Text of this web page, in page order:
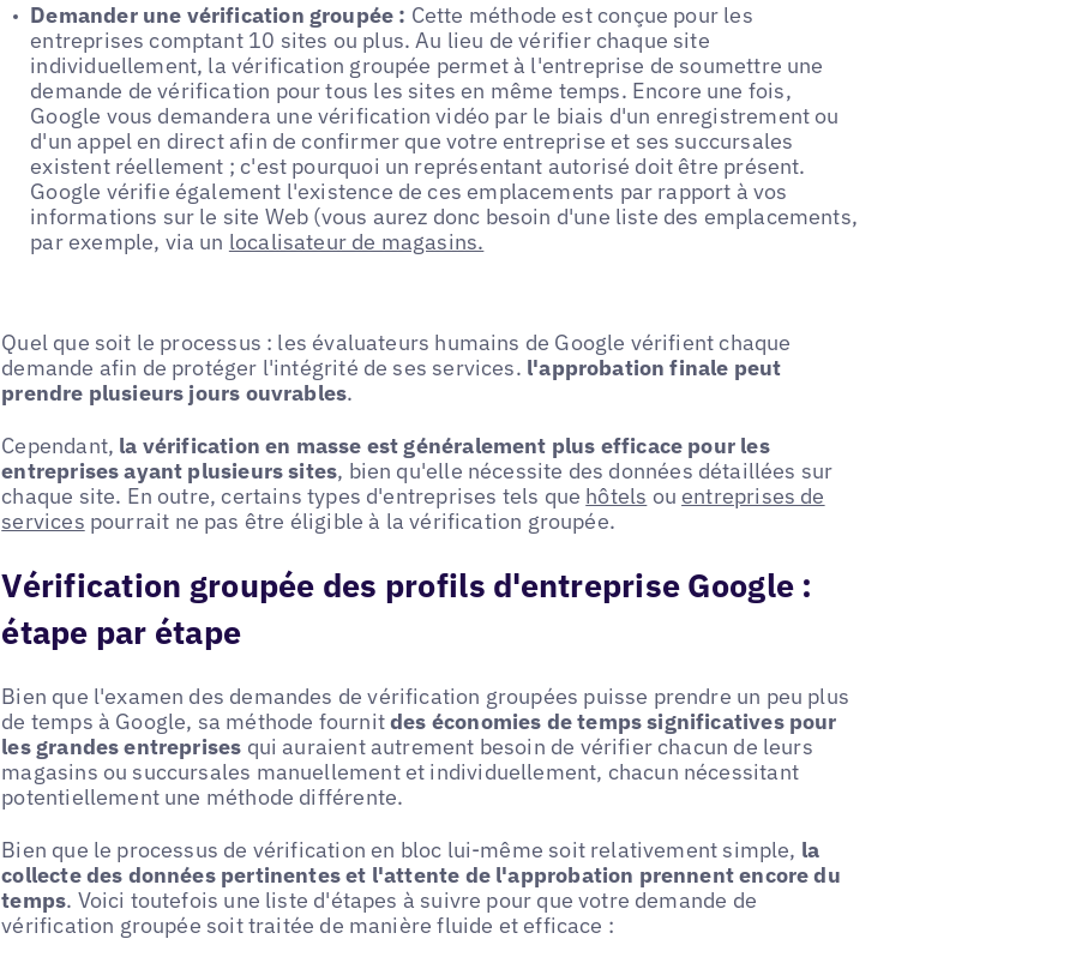
Demander une vérification groupée : Cette méthode est conçue pour les
entreprises comptant 10 sites ou plus. Au lieu de vérifier chaque site
individuellement, la vérification groupée permet à l'entreprise de soumettre une
demande de vérification pour tous les sites en même temps. Encore une fois,
Google vous demandera une vérification vidéo par le biais d'un enregistrement ou
d'un appel en direct afin de confirmer que votre entreprise et ses succursales
existent réellement ; c'est pourquoi un représentant autorisé doit être présent.
Google vérifie également l'existence de ces emplacements par rapport à vos
informations sur le site Web (vous aurez donc besoin d'une liste des emplacements,
par exemple, via un localisateur de magasins.
Quel que soit le processus : les évaluateurs humains de Google vérifient chaque
demande afin de protéger l'intégrité de ses services. l'approbation finale peut
prendre plusieurs jours ouvrables.
Cependant, la vérification en masse est généralement plus efficace pour les
entreprises ayant plusieurs sites, bien qu'elle nécessite des données détaillées sur
chaque site. En outre, certains types d'entreprises tels que hôtels ou entreprises de
services pourrait ne pas être éligible à la vérification groupée.
Vérification groupée des profils d'entreprise Google :
étape par étape
Bien que l'examen des demandes de vérification groupées puisse prendre un peu plus
de temps à Google, sa méthode fournitdes économies de temps significatives pour
les grandes entreprises qui auraient autrement besoin de vérifier chacun de leurs
magasins ou succursales manuellement et individuellement, chacun nécessitant
potentiellement une méthode différente.
Bien que le processus de vérification en bloc lui-même soit relativement simple, la
collecte des données pertinentes et l'attente de l'approbation prennent encore du
temps. Voici toutefois une liste d'étapes à suivre pour que votre demande de
vérification groupée soit traitée de manière fluide et efficace :